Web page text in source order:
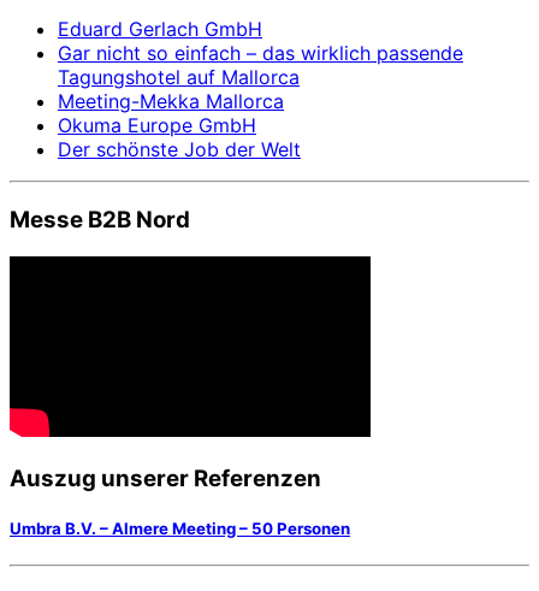
Eduard Gerlach GmbH
Gar nicht so einfach – das wirklich passende
Tagungshotel auf Mallorca
Meeting-Mekka Mallorca
Okuma Europe GmbH
Der schönste Job der Welt
Messe B2B Nord
Auszug unserer Referenzen
Umbra B.V. – Almere Meeting – 50 Personen